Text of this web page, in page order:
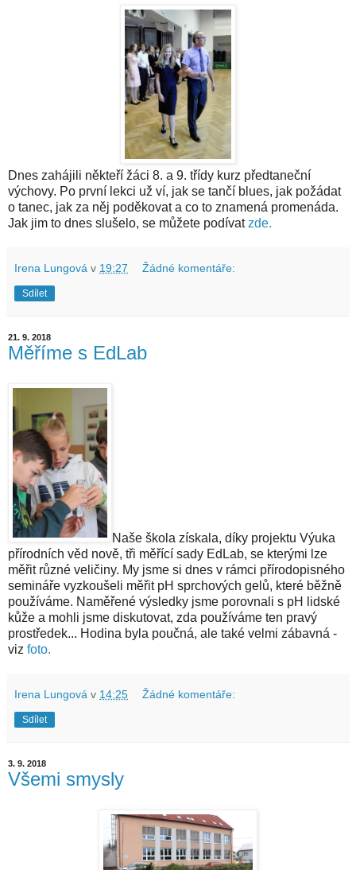
Dnes zahájili někteří žáci 8. a 9. třídy kurz předtaneční
výchovy. Po první lekci už ví, jak se tančí blues, jak požádat
o tanec, jak za něj poděkovat a co to znamená promenáda.
Jak jim to dnes slušelo, se můžete podívatzde.
Irena Lungová v 19:27 Žádné komentáře:
Sdílet
21. 9. 2018
Měříme s EdLab
Naše škola získala, díky projektu Výuka
přírodních věd nově, tři měřící sady EdLab, se kterými lze
měřit různé veličiny. My jsme si dnes v rámci přírodopisného
semináře vyzkoušeli měřit pH sprchových gelů, které běžně
používáme. Naměřené výsledky jsme porovnali s pH lidské
kůže a mohli jsme diskutovat, zda používáme ten pravý
prostředek... Hodina byla poučná, ale také velmi zábavná -
viz foto.
Irena Lungová v 14:25 Žádné komentáře:
Sdílet
3. 9. 2018
Všemi smysly